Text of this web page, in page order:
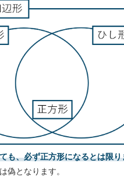
も、必ず正方形になるとは限り
偽となります。